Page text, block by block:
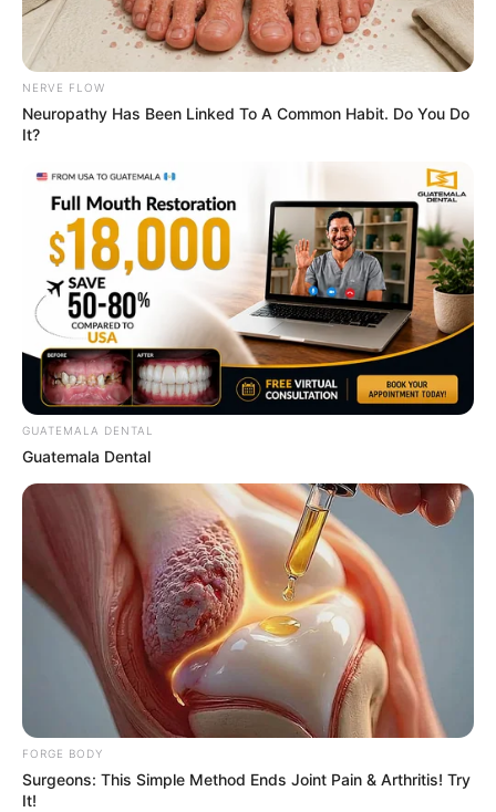
ถ้าตอบข้อ a. มากที่สุดคุณเป็นคนช่างสงสัย ประเภทเจ้า
หนูจัมมัย ชอบตั้งคำถามเกี่ยวกับความปรารถนา โหย
หาความเป็นอยู่และชีวิตที่ดีกว่าเดิมอยู่เสมอ แถมคุณยัง
เป็นฉลาดมีเล่ห์เหลี่ยม ออกจะฉลาดแกมโกงในบางครั้ง
มีความอ่อนละมุน ละเมียดละไม ให้ความรู้สึกอบอุ่นและ
ลึกลับ น้ำหอมกลิ่นเบสเปลือกไม้
ถ้าตอบข้อ b. มากที่สุดคุณเป็นคนจิตใจดี มีความโรแมน
ติกในตัวเอง มีความห่วงใยคนอื่นอยู่เสมอ ชอบดอกกุหลาบ
สุนทรีย์กับอาหารดี ๆ กับไวน์รสเยี่ยมน้ำหอมของสาว
นิสัยดีอย่างนี้ควรเป็นกลิ่นดอกไม้ ที่มีความหอมหวาน
อบอุ่น
ถ้าตอบข้อ c. มากที่สุด
และรื่นรมย์กับชีวิต เช่นชอบไปเต้นรำตอนกลางคืน เมื่อมี
บ้านเลือกชื้อเครื่องเรือนที่ทันสมัย แต่งกายตามสบาย
น้ำหอม
ที่เหมาะกับคุณคือ ควร ใช้น้ำหอมกลิ่นพืชตระกูล
ส้มที่อบอวลด้วยความสดชื่น ของผลไม้สด
ถ้าตอบข้อ d. มากที่สุดคุณเป็นคนมองโลกในแง่บวก ใช้
ชีวิตอย่างเต็มที่ คุ้มค่า เป็นผู้หญิงที่เปี่ยมไปด้วยพลังงาน
คุณชอบดูหนังแอคชั่น เลือกรถจิ๊ปและชอบงานปาร์ตี้สวม
หน้ากากน้ำหอมที่เหมาะกับคุณคือ กลิ่น สดชื่นจาก
สายน้ำ
NERVE FLOW
Neuropathy Has Been Linked To A Common Habit. Do You Do
It?
GUATEMALA DENTAL
Guatemala Dental
FORGE BODY
Surgeons: This Simple Method Ends Joint Pain & Arthritis! Try
It!